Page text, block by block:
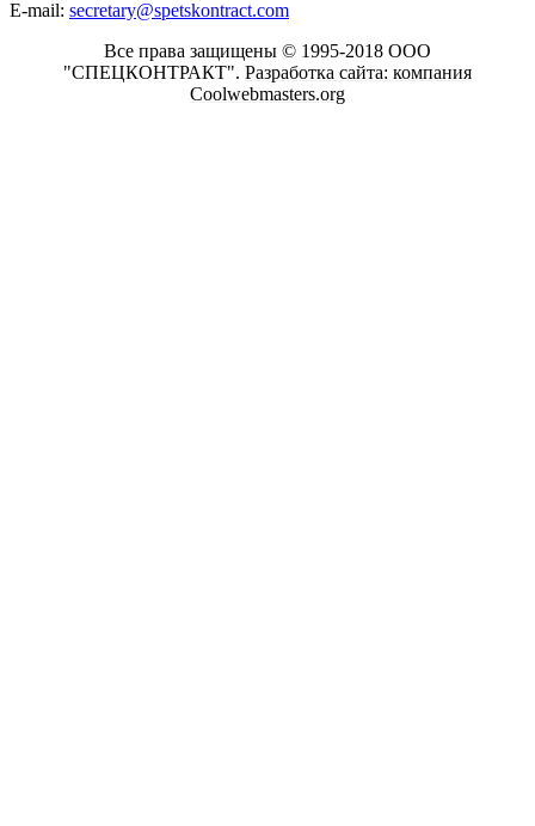
E-mail: secretary@spetskontract.com
Все права защищены © 1995-2018 ООО
"СПЕЦКОНТРАКТ". Разработка сайта: компания
Coolwebmasters.org